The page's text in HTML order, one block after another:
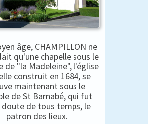
âge, CHAMPILLON ne
qu'une chapelle sous le
de "la Madeleine", l'église
construit en 1684, se
maintenant sous le
de St Barnabé, qui fut
doute de tous temps, le
patron des lieux.